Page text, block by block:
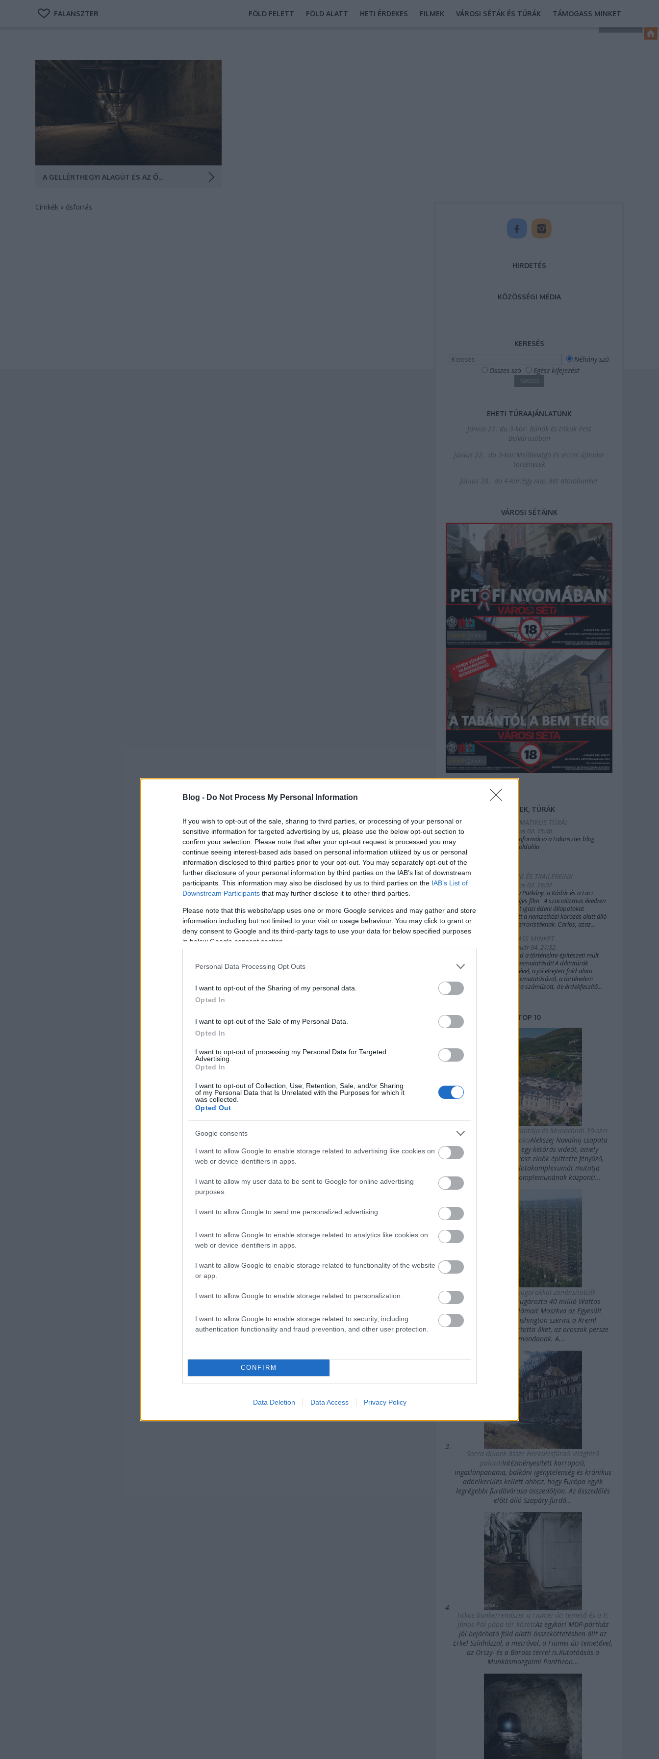
Blog - Do Not Process My Personal Information
If you wish to opt-out of the sale, sharing to third parties, or processing of your personal or
sensitive information for targeted advertising by us, please use the below opt-out section to
confirm your selection. Please note that after your opt-out request is processed you may
continue seeing interest-based ads based on personal information utilized by us or personal
information disclosed to third parties prior to your opt-out. You may separately opt-out of the
further disclosure of your personal information by third parties on the IAB’s list of downstream
participants. This information may also be disclosed by us to third parties on the IAB’s List of
Downstream Participants that may further disclose it to other third parties.
Please note that this website/app uses one or more Google services and may gather and store
information including but not limited to your visit or usage behaviour. You may click to grant or
deny consent to Google and its third-party tags to use your data for below specified purposes
in below Google consent section.
Personal Data Processing Opt Outs
I want to opt-out of the Sharing of my personal data.
Opted In
I want to opt-out of the Sale of my Personal Data.
Opted In
I want to opt-out of processing my Personal Data for Targeted
Advertising.
Opted In
I want to opt-out of Collection, Use, Retention, Sale, and/or Sharing
of my Personal Data that Is Unrelated with the Purposes for which it
was collected.
Opted Out
Google consents
I want to allow Google to enable storage related to advertising like cookies on
web or device identifiers in apps.
I want to allow my user data to be sent to Google for online advertising
purposes.
I want to allow Google to send me personalized advertising.
I want to allow Google to enable storage related to analytics like cookies on
web or device identifiers in apps.
I want to allow Google to enable storage related to functionality of the website
or app.
I want to allow Google to enable storage related to personalization.
I want to allow Google to enable storage related to security, including
authentication functionality and fraud prevention, and other user protection.
CONFIRM
Data Deletion Data Access Privacy Policy
FALANSZTER FÖLD FELETT FÖLD ALATT HETI ÉRDEKES FILMEK VÁROSI SÉTÁK ÉS TÚRÁK TÁMOGASS MINKET
Borkultusz és szüzességüket elveszteni kívánó hölgyek
gyülekezőhelye is volt a Gellért tér alatti Ősforrás,
ahonnan kisvasúttal a hegy belsejében a Rácz fürdőig
is átroboghatunk. A gellérthegyi alagút . Lent a
keskeny nyomtávú vasútvonal, fent a budai
várnegyedet ellátó távhőcsövek.(Fotó: GYU Fotó)
A GELLÉRTHEGYI ALAGÚT ÉS AZ ŐSFORRÁS
Címkék » ősforrás
HIRDETÉS
KÖZÖSSÉGI MÉDIA
KERESÉS
Néhány szó
Összes szó
Egész kifejezést
EHETI TÚRAAJÁNLATUNK
Június 21. du 3-kor: Bűnök és titkok Pest
Belvárosában
Június 22.. du 3-kor:Mellbevágó és vicces újbudai
történetek
Június 28.. du 4-kor:Egy nap, két atombunker
VÁROSI SÉTÁINK
FILMEK, TÚRÁK
2025.TEMATIKUS TÚRÁI
2019. július 02. 15:40
Bővebb információ a Falanszter blog
oldal FB-oldalán
FILMEINK ÉS TRAILEREINK
2019. július 02. 16:07
A Sakál, a Patkány, a Kádár és a Laci
(2022) teljes film A szocializmus éveiben
Budapest igazi édeni állapotokat
biztosított a nemzetközi körözés alatt álló
külföldi terroristáknak. Carlos, azaz...
TÁMOGASS MINKET
2020. január 04. 21:32
Támogasd a történelmi-építészeti múlt
további bemutatását! A diktatúrák
építészetével, a jól elrejtett föld alatti
világok bemutatásával, a történelem
margójára száműzött, de érdekfeszítő...
TOP 10
Putyin titkos luxuspalotája és Monacónál 39-szer
nagyobb magánbirtokaAlekszej Navalnij csapata
kedden közzétett egy kétórás videót, amely
Vlagyimir Putyin orosz elnök építtette fényűző,
Fekete-tengeri palotakomplexumát mutatja
be.Putyin palotakomplemunának központi...
Az oroszok gigasugarakkal zombisították
10 évig sugározta 40 millió Wattos
erősségű rövidhullámait Moszkva az Egyesült
Államok felé. Washington szerint a Kreml
agykontroll alatt tartotta őket, az oroszok persze
mást mondanak. A...
Sorra dőlnek össze Herkulesfürdő világhírű
palotáiIntézményesített korrupció,
ingatlanpanama, balkáni igénytelenség és krónikus
adóelkerülés kellett ahhoz, hogy Európa egyik
legrégebbi fürdővárosa összedőljön. Az ősszedőlés
előtt álló Szapáry-fürdő...
Titkos bunkerrendszer a Fiumei úti temető és a II.
János Pál pápa tér közöttAz egykori MDP-pártház
jól bejárható föld alatti összeköttetésben állt az
Erkel Színházzal, a metróval, a Fiumei úti temetővel,
az Orczy- és a Baross térrel is.Kutatóásás a
Munkásmozgalmi Pantheon...